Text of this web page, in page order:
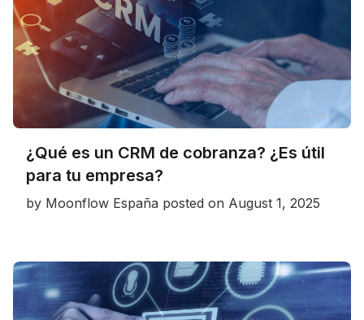
¿Qué es un CRM de cobranza? ¿Es útil
para tu empresa?
by Moonflow España posted on August 1, 2025